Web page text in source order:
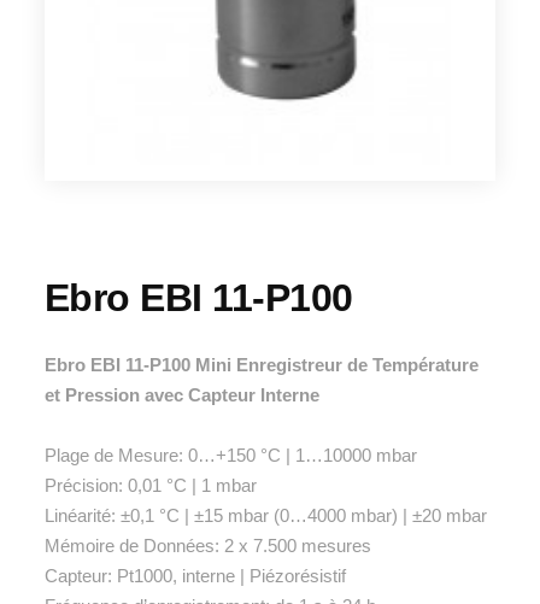
Ebro EBI 11-P100
Ebro EBI 11-P100 Mini Enregistreur de Température
et Pression avec Capteur Interne
Plage de Mesure: 0…+150 °C | 1…10000 mbar
Précision: 0,01 °C | 1 mbar
Linéarité: ±0,1 °C | ±15 mbar (0…4000 mbar) | ±20 mbar
Mémoire de Données: 2 x 7.500 mesures
Capteur: Pt1000, interne | Piézorésistif